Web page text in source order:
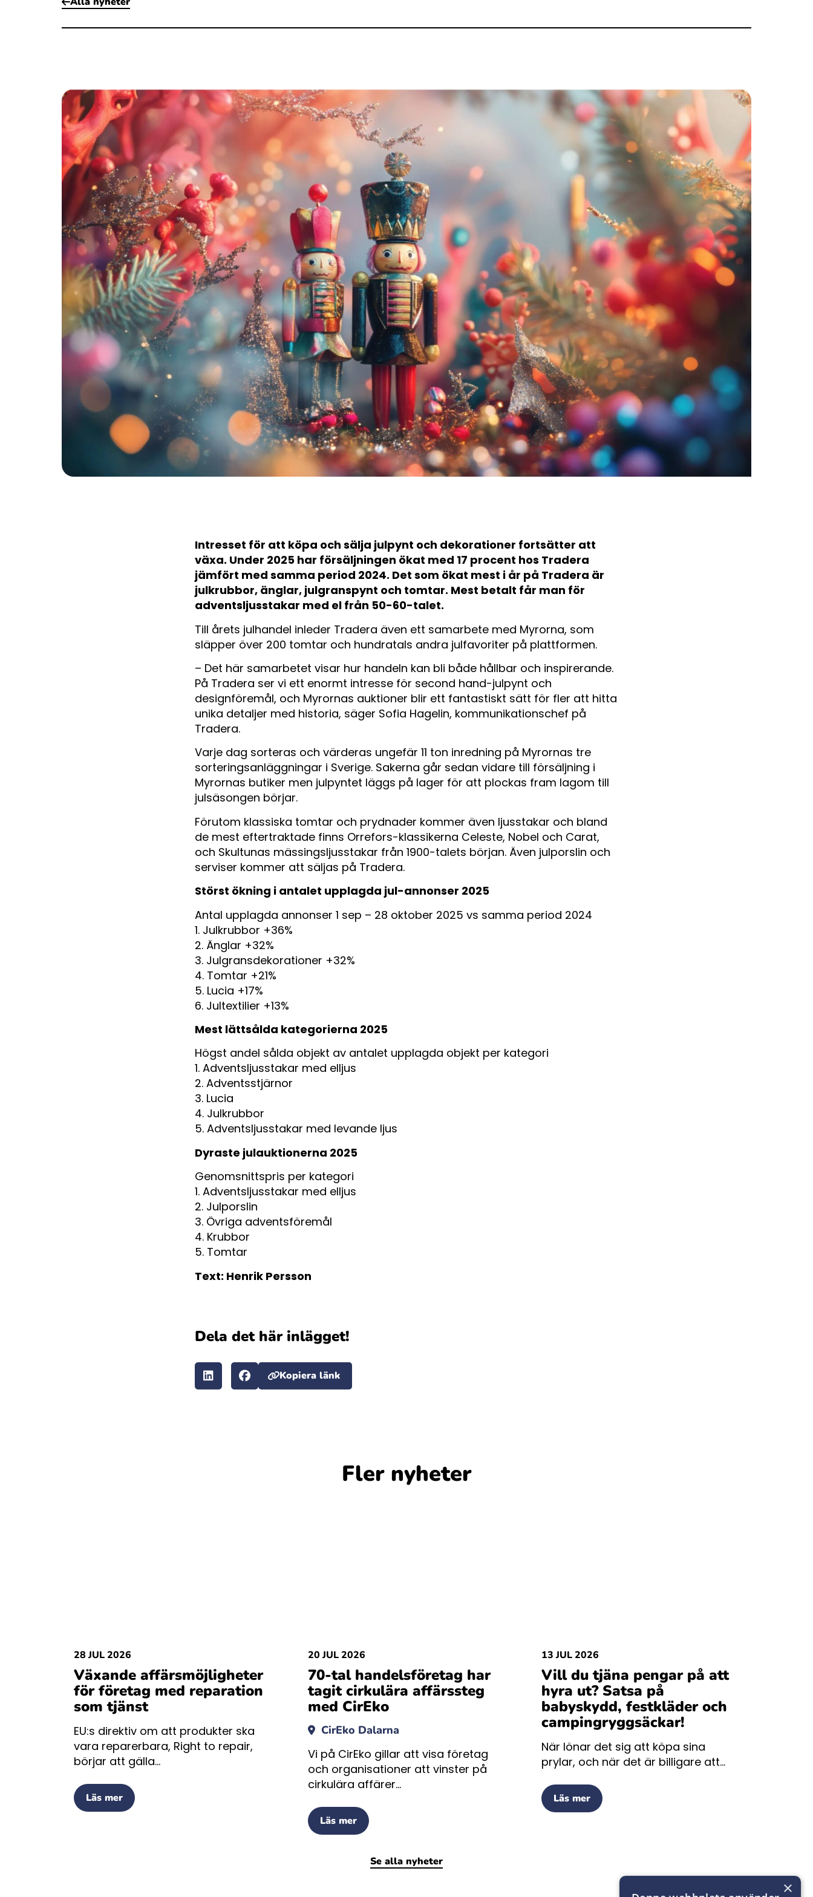
Intresset för att köpa och sälja julpynt och dekorationer fortsätter att
växa. Under 2025 har försäljningen ökat med 17 procent hos Tradera
jämfört med samma period 2024. Det som ökat mest i år på Tradera är
julkrubbor, änglar, julgranspynt och tomtar. Mest betalt får man för
adventsljusstakar med el från 50-60-talet.
Till årets julhandel inleder Tradera även ett samarbete med Myrorna, som
släpper över 200 tomtar och hundratals andra julfavoriter på plattformen.
– Det här samarbetet visar hur handeln kan bli både hållbar och inspirerande.
På Tradera ser vi ett enormt intresse för second hand-julpynt och
designföremål, och Myrornas auktioner blir ett fantastiskt sätt för fler att hitta
unika detaljer med historia, säger Sofia Hagelin, kommunikationschef på
Tradera.
Varje dag sorteras och värderas ungefär 11 ton inredning på Myrornas tre
sorteringsanläggningar i Sverige. Sakerna går sedan vidare till försäljning i
Myrornas butiker men julpyntet läggs på lager för att plockas fram lagom till
julsäsongen börjar.
Förutom klassiska tomtar och prydnader kommer även ljusstakar och bland
de mest eftertraktade finns Orrefors-klassikerna Celeste, Nobel och Carat,
och Skultunas mässingsljusstakar från 1900-talets början. Även julporslin och
serviser kommer att säljas på Tradera.
Störst ökning i antalet upplagda jul-annonser 2025
Antal upplagda annonser 1 sep – 28 oktober 2025 vs samma period 2024
1. Julkrubbor +36%
2. Änglar +32%
3. Julgransdekorationer +32%
4. Tomtar +21%
5. Lucia +17%
6. Jultextilier +13%
Mest lättsålda kategorierna 2025
Högst andel sålda objekt av antalet upplagda objekt per kategori
1. Adventsljusstakar med elljus
2. Adventsstjärnor
3. Lucia
4. Julkrubbor
5. Adventsljusstakar med levande ljus
Dyraste julauktionerna 2025
Genomsnittspris per kategori
1. Adventsljusstakar med elljus
2. Julporslin
3. Övriga adventsföremål
4. Krubbor
5. Tomtar
Text: Henrik Persson
Dela det här inlägget!
Kopiera länk
Fler nyheter
28 JUL 2026
Växande affärsmöjligheter
för företag med reparation
som tjänst
EU:s direktiv om att produkter ska
vara reparerbara, Right to repair,
börjar att gälla...
Läs mer
20 JUL 2026
70-tal handelsföretag har
tagit cirkulära affärssteg
med CirEko
CirEko Dalarna
Vi på CirEko gillar att visa företag
och organisationer att vinster på
cirkulära affärer...
Läs mer
13 JUL 2026
Vill du tjäna pengar på att
hyra ut? Satsa på
babyskydd, festkläder och
campingryggsäckar!
När lönar det sig att köpa sina
prylar, och när det är billigare att...
Läs mer
Se alla nyheter
×